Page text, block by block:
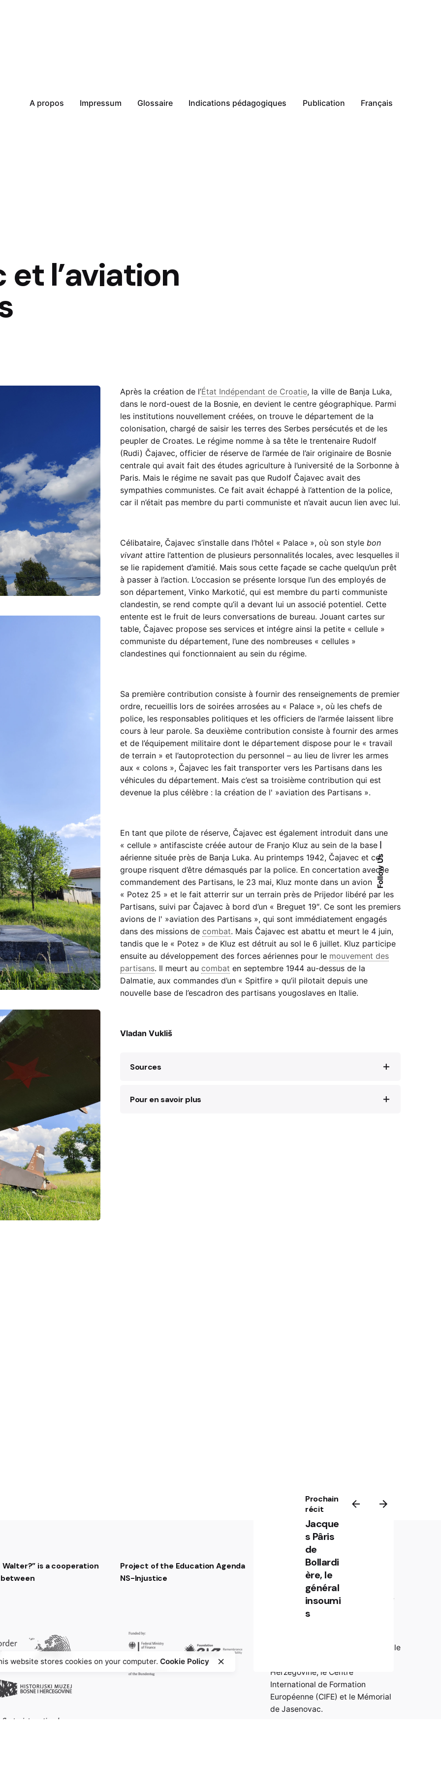
Follow Us
—
A propos Impressum Glossaire Indications pédagogiques Publication Français
et l’aviation
Après la création de l’État Indépendant de Croatie, la ville de Banja Luka,
dans le nord-ouest de la Bosnie, en devient le centre géographique. Parmi
les institutions nouvellement créées, on trouve le département de la
colonisation, chargé de saisir les terres des Serbes persécutés et de les
peupler de Croates. Le régime nomme à sa tête le trentenaire Rudolf
(Rudi) Čajavec, officier de réserve de l’armée de l’air originaire de Bosnie
centrale qui avait fait des études agriculture à l’université de la Sorbonne à
Paris. Mais le régime ne savait pas que Rudolf Čajavec avait des
sympathies communistes. Ce fait avait échappé à l’attention de la police,
car il n’était pas membre du parti communiste et n’avait aucun lien avec lui.
Célibataire, Čajavec s’installe dans l’hôtel « Palace », où son style bon
vivant attire l’attention de plusieurs personnalités locales, avec lesquelles il
se lie rapidement d’amitié. Mais sous cette façade se cache quelqu’un prêt
à passer à l’action. L’occasion se présente lorsque l’un des employés de
son département, Vinko Markotić, qui est membre du parti communiste
clandestin, se rend compte qu’il a devant lui un associé potentiel. Cette
entente est le fruit de leurs conversations de bureau. Jouant cartes sur
table, Čajavec propose ses services et intégre ainsi la petite « cellule »
communiste du département, l’une des nombreuses « cellules »
clandestines qui fonctionnaient au sein du régime.
Sa première contribution consiste à fournir des renseignements de premier
ordre, recueillis lors de soirées arrosées au « Palace », où les chefs de
police, les responsables politiques et les officiers de l’armée laissent libre
cours à leur parole. Sa deuxième contribution consiste à fournir des armes
et de l’équipement militaire dont le département dispose pour le « travail
de terrain » et l’autoprotection du personnel – au lieu de livrer les armes
aux « colons », Čajavec les fait transporter vers les Partisans dans les
véhicules du département. Mais c’est sa troisième contribution qui est
devenue la plus célèbre : la création de l' »aviation des Partisans ».
En tant que pilote de réserve, Čajavec est également introduit dans une
« cellule » antifasciste créée autour de Franjo Kluz au sein de la base
aérienne située près de Banja Luka. Au printemps 1942, Čajavec et ce
groupe risquent d’être démasqués par la police. En concertation avec le
commandement des Partisans, le 23 mai, Kluz monte dans un avion
« Potez 25 » et le fait atterrir sur un terrain près de Prijedor libéré par les
Partisans, suivi par Čajavec à bord d’un « Breguet 19″. Ce sont les premiers
avions de l' »aviation des Partisans », qui sont immédiatement engagés
dans des missions de combat. Mais Čajavec est abattu et meurt le 4 juin,
tandis que le « Potez » de Kluz est détruit au sol le 6 juillet. Kluz participe
ensuite au développement des forces aériennes pour le mouvement des
partisans. Il meurt au combat en septembre 1944 au-dessus de la
Dalmatie, aux commandes d’un « Spitfire » qu’il pilotait depuis une
nouvelle base de l’escadron des partisans yougoslaves en Italie.
Vladan Vukliš
Sources
Zaga Umićević, “Nepokorena Banjaluka”, in NOB,
Pour en savoir plus
Prochain
récit
Jacque
s Pâris
de
Bollardi
ère, le
général
insoumi
s
Walter?” is a cooperation
Project of the Education Agenda
NS-Injustice
Partenaires
La plateforme numérique “Wer ist
Walter?” a été développée dans le
cadre du projet de recherche
Europe » par crossborder factory, le
Herzégovine, le Centre
International de Formation
Européenne (CIFE) et le Mémorial
de Jasenovac.
website stores cookies on your computer.Cookie Policy